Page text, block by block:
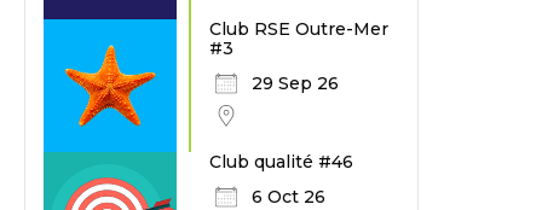
Club RSE Outre-Mer
#3
29 Sep 26
Club qualité #46
6 Oct 26